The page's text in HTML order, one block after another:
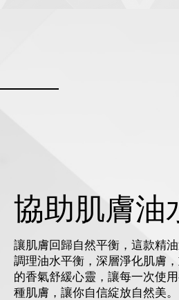
協助肌膚油
讓肌膚回歸自然平衡，這款精
調理油水平衡，深層淨化肌膚
的香氣舒緩心靈，讓每一次使
種肌膚，讓你自信綻放自然美。